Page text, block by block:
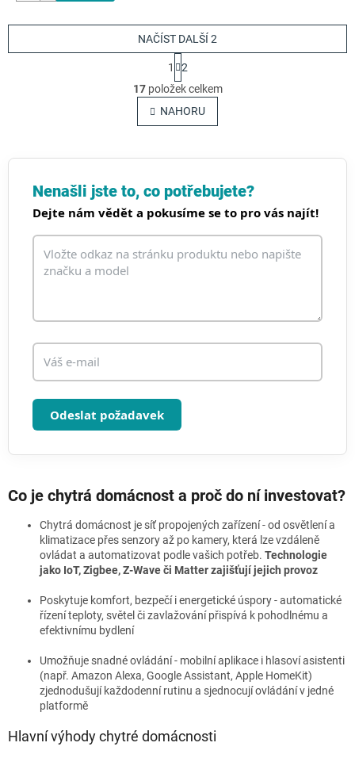
O
v
l
á
a
í
r
v
y
i
NAČÍST DALŠÍ 2
t
r
á
n
k
í
1
2
17položek celkem
NAHORU
Nenašli jste to, co potřebujete?
Dejte nám vědět a pokusíme se to pro vás najít!
Odeslat požadavek
Co je chytrá domácnost a proč do ní investovat?
Chytrá domácnost je síť propojených zařízení - od osvětlení a
klimatizace přes senzory až po kamery, která lze vzdáleně
ovládat a automatizovat podle vašich potřeb. Technologie
jako IoT, Zigbee, Z-Wave či Matter zajišťují jejich provoz
Poskytuje komfort, bezpečí i energetické úspory - automatické
řízení teploty, světel či zavlažování přispívá k pohodlnému a
efektivnímu bydlení
Umožňuje snadné ovládání - mobilní aplikace i hlasoví asistenti
(např. Amazon Alexa, Google Assistant, Apple HomeKit)
zjednodušují každodenní rutinu a sjednocují ovládání v jedné
platformě
Hlavní výhody chytré domácnosti